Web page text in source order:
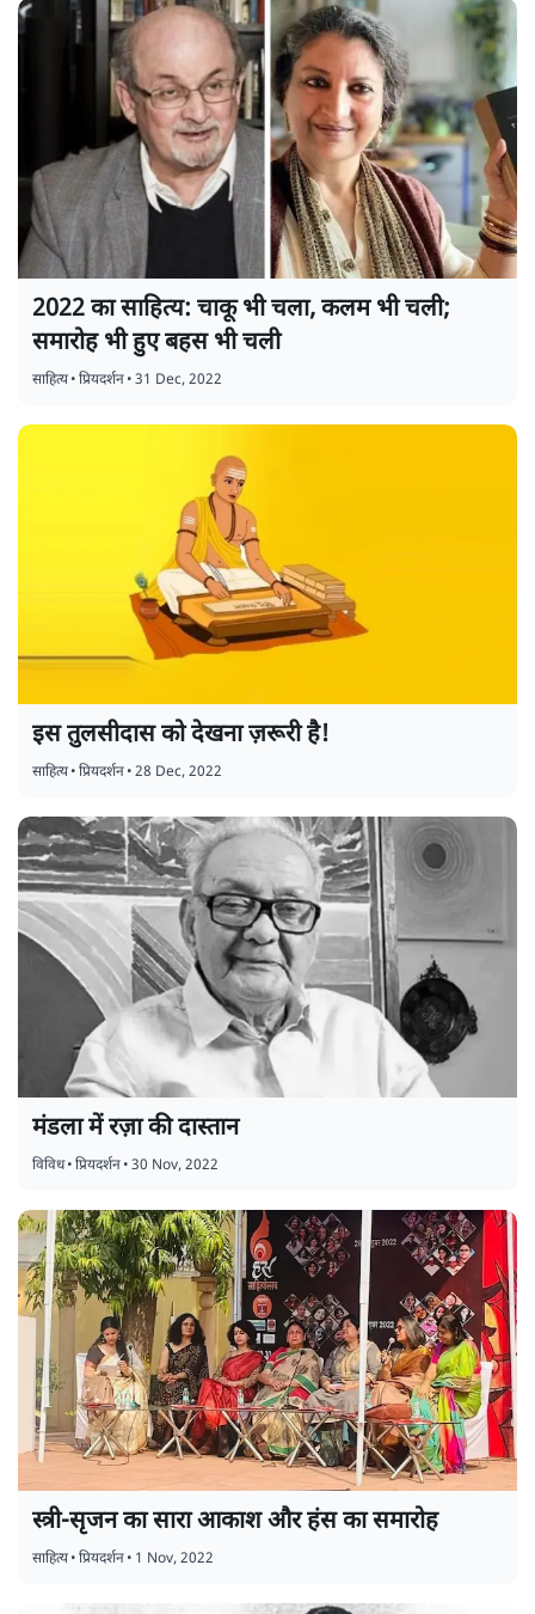
2022 का साहित्य: चाकू भी चला, कलम भी चली;
समारोह भी हुए बहस भी चली
साहित्य•प्रियदर्शन•31 Dec, 2022
इस तुलसीदास को देखना ज़रूरी है!
साहित्य•प्रियदर्शन•28 Dec, 2022
मंडला में रज़ा की दास्तान
विविध•प्रियदर्शन•30 Nov, 2022
स्त्री-सृजन का सारा आकाश और हंस का समारोह
साहित्य•प्रियदर्शन• 1 Nov, 2022